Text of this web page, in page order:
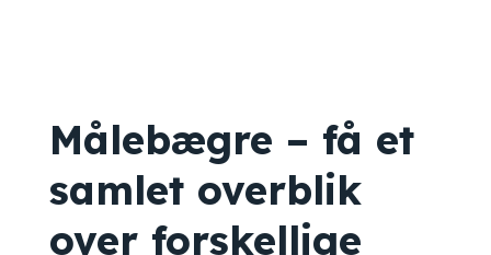
Målebægre – få et
samlet overblik
over forskellige